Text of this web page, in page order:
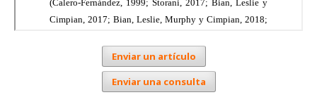
Enviar un artículo
Enviar una consulta